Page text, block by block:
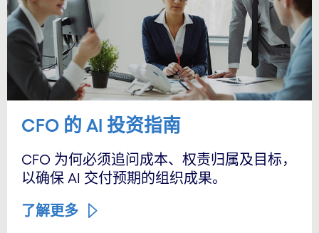
CFO 的 AI 投资指南
CFO 为何必须追问成本、权责归属及目标，
以确保 AI 交付预期的组织成果。
了解更多